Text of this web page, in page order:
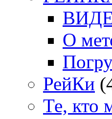
О
РейКи
Те, кто